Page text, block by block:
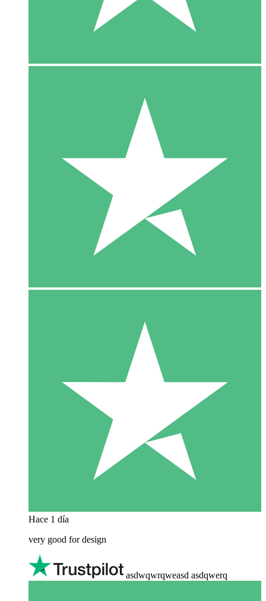
Hace 1 día
very good for design
asdwqwrqweasd asdqwerq